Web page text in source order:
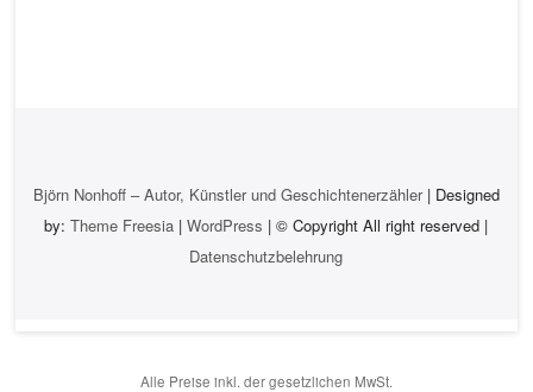
Björn Nonhoff – Autor, Künstler und Geschichtenerzähler| Designed
by:Theme Freesia |WordPress | © Copyright All right reserved |
Datenschutzbelehrung
Alle Preise inkl. der gesetzlichen MwSt.